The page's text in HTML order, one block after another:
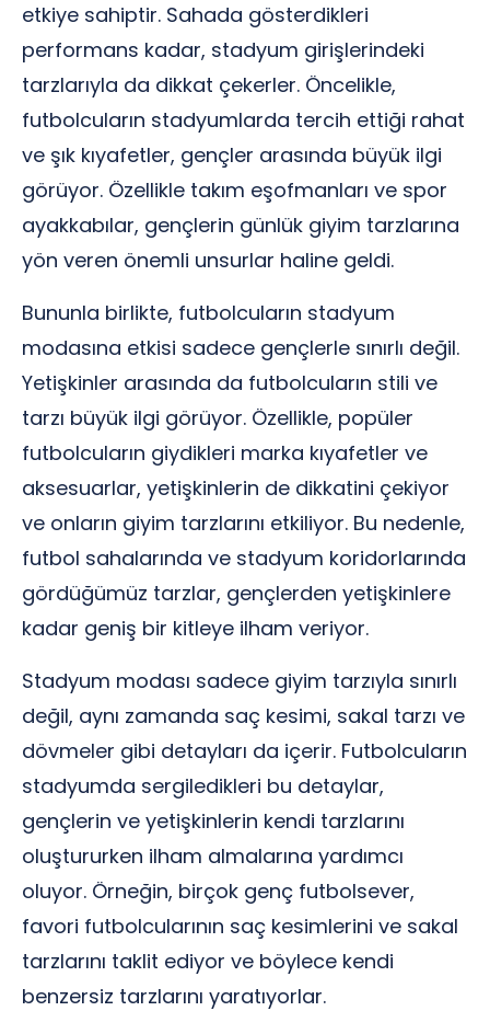
etkiye sahiptir. Sahada gösterdikleri
performans kadar, stadyum girişlerindeki
tarzlarıyla da dikkat çekerler. Öncelikle,
futbolcuların stadyumlarda tercih ettiği rahat
ve şık kıyafetler, gençler arasında büyük ilgi
görüyor. Özellikle takım eşofmanları ve spor
ayakkabılar, gençlerin günlük giyim tarzlarına
yön veren önemli unsurlar haline geldi.
Bununla birlikte, futbolcuların stadyum
modasına etkisi sadece gençlerle sınırlı değil.
Yetişkinler arasında da futbolcuların stili ve
tarzı büyük ilgi görüyor. Özellikle, popüler
futbolcuların giydikleri marka kıyafetler ve
aksesuarlar, yetişkinlerin de dikkatini çekiyor
ve onların giyim tarzlarını etkiliyor. Bu nedenle,
futbol sahalarında ve stadyum koridorlarında
gördüğümüz tarzlar, gençlerden yetişkinlere
kadar geniş bir kitleye ilham veriyor.
Stadyum modası sadece giyim tarzıyla sınırlı
değil, aynı zamanda saç kesimi, sakal tarzı ve
dövmeler gibi detayları da içerir. Futbolcuların
stadyumda sergiledikleri bu detaylar,
gençlerin ve yetişkinlerin kendi tarzlarını
oluştururken ilham almalarına yardımcı
oluyor. Örneğin, birçok genç futbolsever,
favori futbolcularının saç kesimlerini ve sakal
tarzlarını taklit ediyor ve böylece kendi
benzersiz tarzlarını yaratıyorlar.